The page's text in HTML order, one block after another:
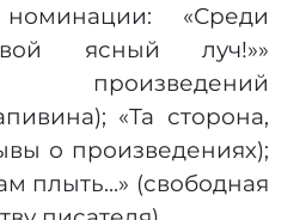
«Среди
ясный луч!»»
произведений
«Та сторона,
о произведениях);
плыть…» (свободная